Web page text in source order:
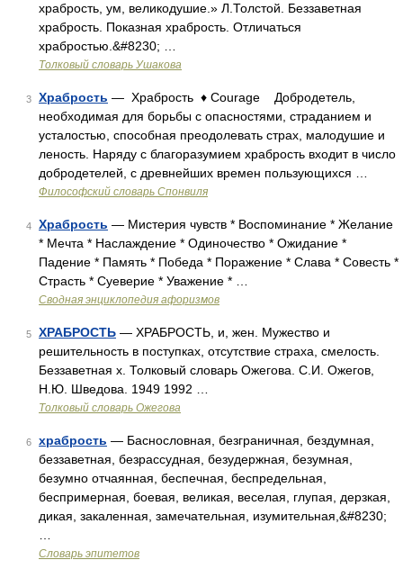
храбрость, ум, великодушие.» Л.Толстой. Беззаветная
храбрость. Показная храбрость. Отличаться
храбростью.&#8230; …
Толковый словарь Ушакова
3 Храбрость — Храбрость ♦ Courage Добродетель,
необходимая для борьбы с опасностями, страданием и
усталостью, способная преодолевать страх, малодушие и
леность. Наряду с благоразумием храбрость входит в число
добродетелей, с древнейших времен пользующихся …
Философский словарь Спонвиля
4 Храбрость — Мистерия чувств * Воспоминание * Желание
* Мечта * Наслаждение * Одиночество * Ожидание *
Падение * Память * Победа * Поражение * Слава * Совесть *
Страсть * Суеверие * Уважение * …
Сводная энциклопедия афоризмов
5 ХРАБРОСТЬ — ХРАБРОСТЬ, и, жен. Мужество и
решительность в поступках, отсутствие страха, смелость.
Беззаветная х. Толковый словарь Ожегова. С.И. Ожегов,
Н.Ю. Шведова. 1949 1992 …
Толковый словарь Ожегова
6 храбрость — Баснословная, безграничная, бездумная,
беззаветная, безрассудная, безудержная, безумная,
безумно отчаянная, беспечная, беспредельная,
беспримерная, боевая, великая, веселая, глупая, дерзкая,
дикая, закаленная, замечательная, изумительная,&#8230;
Словарь эпитетов